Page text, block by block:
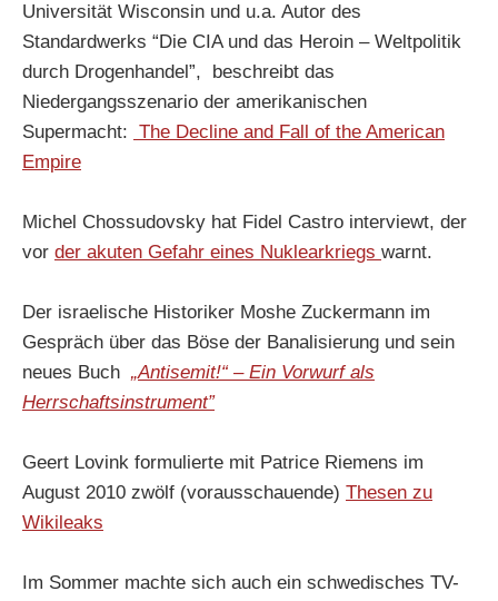
Universität Wisconsin und u.a. Autor des
Standardwerks “Die CIA und das Heroin – Weltpolitik
durch Drogenhandel”, beschreibt das
Niedergangsszenario der amerikanischen
Supermacht: The Decline and Fall of the American
Empire
Michel Chossudovsky hat Fidel Castro interviewt, der
vor der akuten Gefahr eines Nuklearkriegs warnt.
Der israelische Historiker Moshe Zuckermann im
Gespräch über das Böse der Banalisierung und sein
neues Buch „Antisemit!“ – Ein Vorwurf als
Herrschaftsinstrument”
Geert Lovink formulierte mit Patrice Riemens im
August 2010 zwölf (vorausschauende) Thesen zu
Wikileaks
Im Sommer machte sich auch ein schwedisches TV-